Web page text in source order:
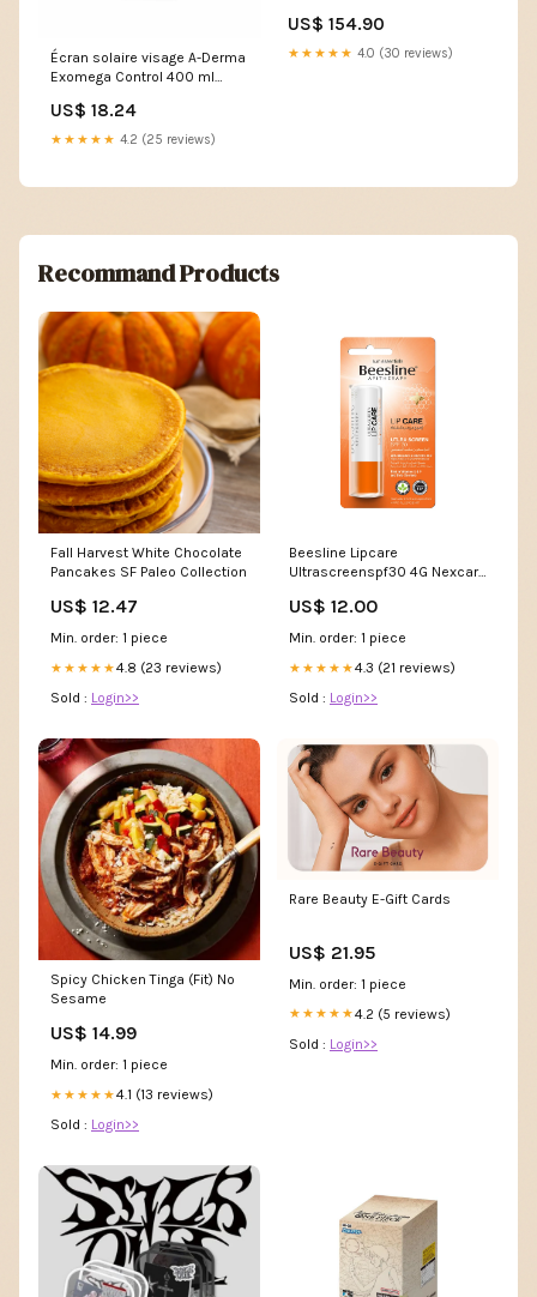
Écran solaire visage A-Derma
Exomega Control 400 ml
US$ 18.24
★★★★★ 4.2 (25 reviews)
US$ 154.90
★★★★★ 4.0 (30 reviews)
Recommand Products
Fall Harvest White Chocolate
Pancakes SF Paleo Collection
US$ 12.47
Min. order: 1 piece
★★★★★4.8 (23 reviews)
Sold : Login>>
Beesline Lipcare
Ultrascreenspf30 4G Nexcare
online UAE GCC
US$ 12.00
Min. order: 1 piece
★★★★★4.3 (21 reviews)
Sold : Login>>
Spicy Chicken Tinga (Fit) No
Sesame
US$ 14.99
Min. order: 1 piece
★★★★★4.1 (13 reviews)
Sold : Login>>
Rare Beauty E-Gift Cards
US$ 21.95
Min. order: 1 piece
★★★★★4.2 (5 reviews)
Sold : Login>>